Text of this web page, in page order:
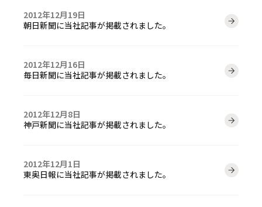
2012年12月19日
朝日新聞に当社記事が掲載されました。
2012年12月16日
毎日新聞に当社記事が掲載されました。
2012年12月8日
神戸新聞に当社記事が掲載されました。
2012年12月1日
東奥日報に当社記事が掲載されました。